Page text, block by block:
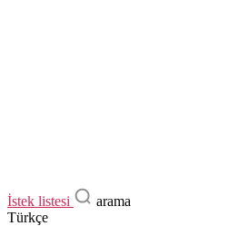
İstek listesi
arama
Türkçe